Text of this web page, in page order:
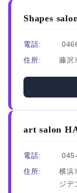
Shapes
電話:
住所:
藤沢
art salon
電話:
住所:
横浜
ジデ